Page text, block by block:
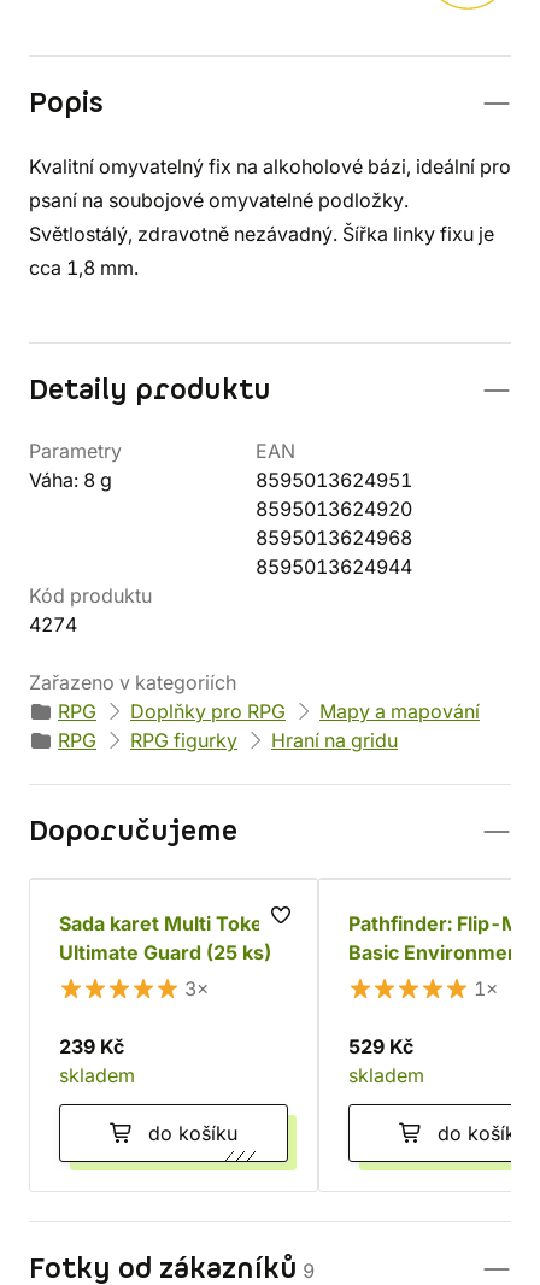
Popis
Kvalitní omyvatelný fix na alkoholové bázi, ideální pro
psaní na soubojové omyvatelné podložky.
Světlostálý, zdravotně nezávadný. Šířka linky fixu je
cca 1,8 mm.
Detaily produktu
Parametry
Váha: 8 g
EAN
8595013624951
8595013624920
8595013624968
8595013624944
Kód produktu
4274
Zařazeno v kategoriích
RPG
Doplňky pro RPG
Mapy a mapování
RPG
RPG figurky Hraní na gridu
Doporučujeme
Sada karet Multi Tokens
Ultimate Guard (25 ks)
3×
239 Kč
skladem
do košíku
Pathfinder: Flip-Mat
Basic Environments
Multi-Pack
1×
529 Kč
skladem
do košíku
Fotky od zákazníků 9